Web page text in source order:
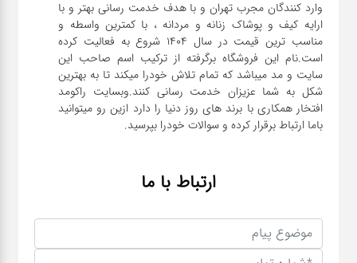
وارد کنندگان مجرب تهران و با هدف خدمت رسانی بهتر و با
ارایه کیف و پوشاک زنانه و مردانه ، با کمترین واسطه و
مناسب ترین قیمت در سال 1404 شروع به فعالیت کرده
است.نام این فروشگاه برگرفته از ترکیب اسم صاحب این
سایت و مد میباشد که تمام تلاش خودرا میکند تا به بهترین
شکل به شما عزیزان خدمت رسانی کنند.وبسایت راکومد
افتخار همکاری با برند های روز دنیا را دارد ازین رو میتوانید
باما ارتباط برقرار کرده و سوالات خودرا بپرسید.
ارتباط با ما